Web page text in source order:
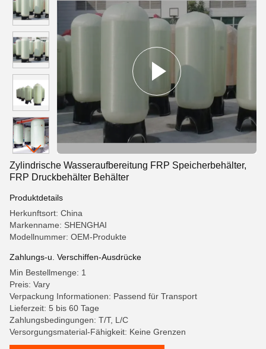
Zylindrische Wasseraufbereitung FRP Speicherbehälter,
FRP Druckbehälter Behälter
Produktdetails
Herkunftsort: China
Markenname: SHENGHAI
Modellnummer: OEM-Produkte
Zahlungs-u. Verschiffen-Ausdrücke
Min Bestellmenge: 1
Preis: Vary
Verpackung Informationen: Passend für Transport
Lieferzeit: 5 bis 60 Tage
Zahlungsbedingungen: T/T, L/C
Versorgungsmaterial-Fähigkeit: Keine Grenzen